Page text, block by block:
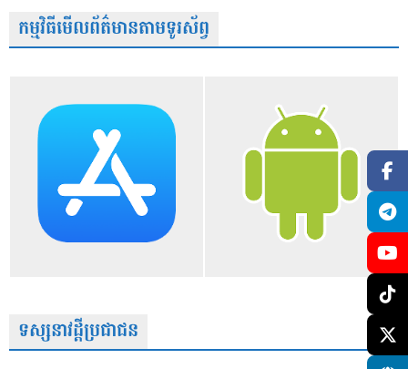
កម្មវិធីមើលព័ត៌មានតាមទូរស័ព្វ
ទស្សនាវដ្តីប្រជាជន